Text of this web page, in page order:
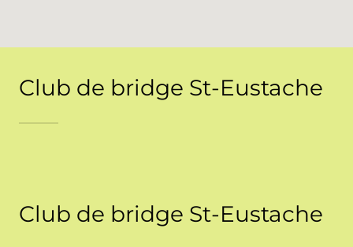
Club de bridge St-Eustache
Club de bridge St-Eustache